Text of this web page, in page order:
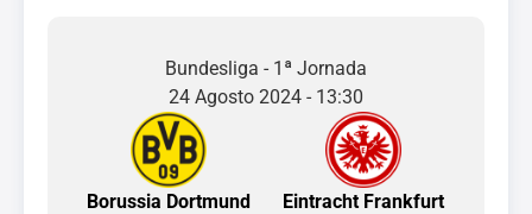
Bundesliga - 1ª Jornada
24 Agosto 2024 - 13:30
Borussia Dortmund Eintracht Frankfurt